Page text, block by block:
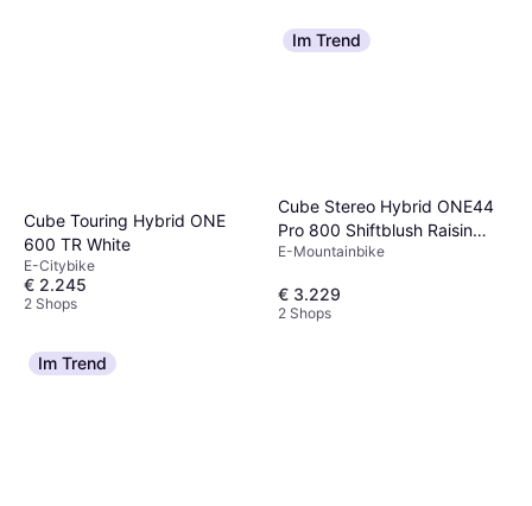
Cube Touring Hybrid ONE
600 TR White
E-Citybike
€ 2.245
2 Shops
Im Trend
Cube Stereo Hybrid ONE44
Pro 800 Shiftblush Raisin
Unisex
E-Mountainbike
€ 3.229
2 Shops
Im Trend